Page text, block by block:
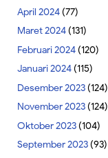
April 2024(77)
Maret 2024(131)
Februari 2024(120)
Januari 2024(115)
Desember 2023(124)
November 2023(124)
Oktober 2023(104)
September 2023(93)